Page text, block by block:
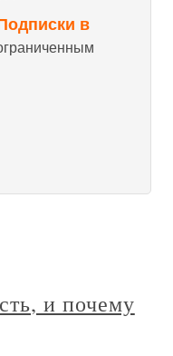
в
и почему